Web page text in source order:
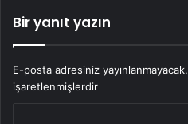
Bir yanıt yazın
E-posta adresiniz yayınlanmayacak.
işaretlenmişlerdir